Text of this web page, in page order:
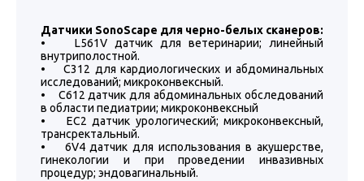
Датчики SonoScape для черно-белых сканеров:
• L561V датчик для ветеринарии; линейный
внутриполостной.
• C312 для кардиологических и абдоминальных
исследований; микроконвексный.
• C612 датчик для абдоминальных обследований
в области педиатрии; микроконвексный
• EC2 датчик урологический; микроконвексный,
трансректальный.
• 6V4 датчик для использования в акушерстве,
гинекологии и при проведении инвазивных
процедур; эндовагинальный.